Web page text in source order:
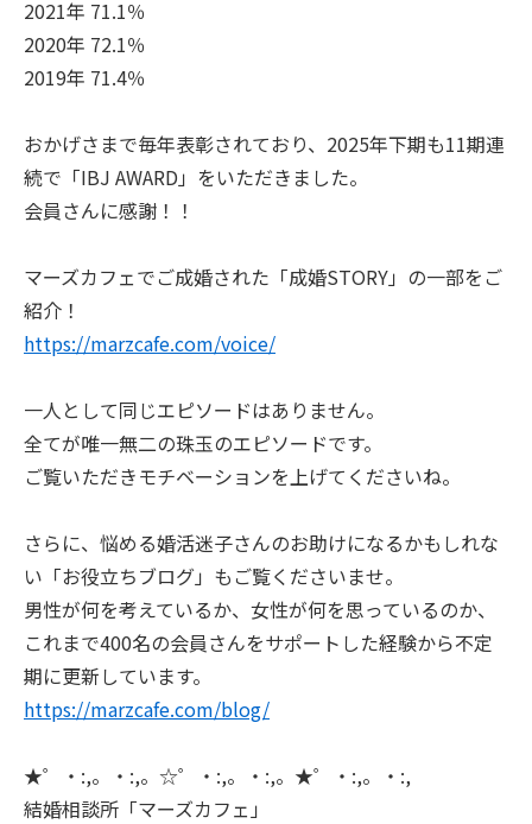
2021年 71.1％
2020年 72.1％
2019年 71.4％
おかげさまで毎年表彰されており、2025年下期も11期連
続で「IBJ AWARD」をいただきました。
会員さんに感謝！！
マーズカフェでご成婚された「成婚STORY」の一部をご
紹介！
https://marzcafe.com/voice/
一人として同じエピソードはありません。
全てが唯一無二の珠玉のエピソードです。
ご覧いただきモチベーションを上げてくださいね。
さらに、悩める婚活迷子さんのお助けになるかもしれな
い「お役立ちブログ」もご覧くださいませ。
男性が何を考えているか、女性が何を思っているのか、
これまで400名の会員さんをサポートした経験から不定
期に更新しています。
https://marzcafe.com/blog/
★゜・:,。・:,。☆゜・:,。・:,。★゜・:,。・:,
結婚相談所「マーズカフェ」